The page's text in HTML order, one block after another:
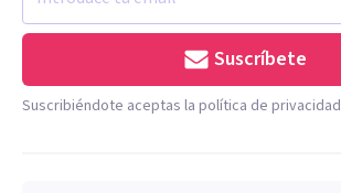
Suscríbete
Suscribiéndote aceptas la política de privacidad